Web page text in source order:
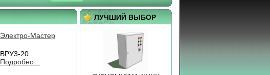
ЛУЧШИЙ ВЫБОР
ВРУ3-23
Электро-Мастер
ВРУ3-20
Подробно...